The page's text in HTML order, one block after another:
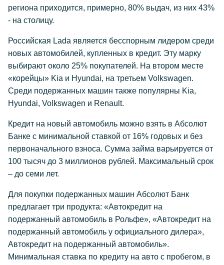
региона приходится, примерно, 80% выдач, из них 43%
- на столицу.
Российская Lada является бесспорным лидером среди
новых автомобилей, купленных в кредит. Эту марку
выбирают около 25% покупателей. На втором месте
«корейцы» Kia и Hyundai, на третьем Volkswagen.
Среди подержанных машин также популярны Kia,
Hyundai, Volkswagen и Renault.
Кредит на новый автомобиль можно взять в Абсолют
Банке c минимальной ставкой от 16% годовых и без
первоначального взноса. Сумма займа варьируется от
100 тысяч до 3 миллионов рублей. Максимальный срок
– до семи лет.
Для покупки подержанных машин Абсолют Банк
предлагает три продукта: «Автокредит на
подержанный автомобиль в Рольфе», «Автокредит на
подержанный автомобиль у официального дилера»,
Автокредит на подержанный автомобиль».
Минимальная ставка по кредиту на авто с пробегом, в